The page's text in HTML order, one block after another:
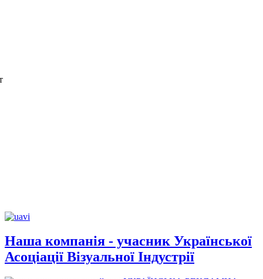
Наша компанія - учасник Української
Асоціації Візуальної Індустрії